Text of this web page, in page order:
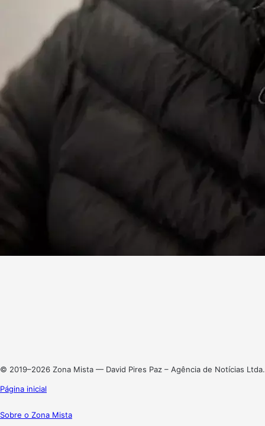
© 2019–2026 Zona Mista — David Pires Paz – Agência de Notícias Ltda.
Página inicial
Sobre o Zona Mista